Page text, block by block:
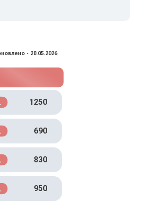
- 28.05.2026
1250
690
830
950